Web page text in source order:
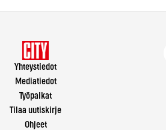
Yhteystiedot
Mediatiedot
Työpaikat
Tilaa uutiskirje
Ohjeet